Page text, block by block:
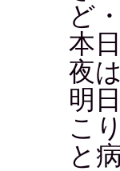
ど
本
夜
明
こ
と